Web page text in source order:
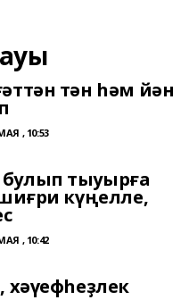
тән һәм йән
, 10:53
тыуырға
күңелле,
, 10:42
хәүефһеҙлек